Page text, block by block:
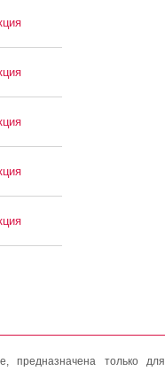
предназначена только для